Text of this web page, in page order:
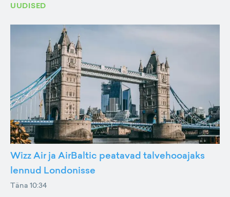
UUDISED
Wizz Air ja AirBaltic peatavad talvehooajaks
lennud Londonisse
Täna 10:34